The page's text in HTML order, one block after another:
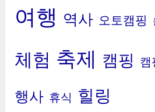
여행 역사 오토캠핑
체험 축제 캠핑 캠
행사 휴식 힐링